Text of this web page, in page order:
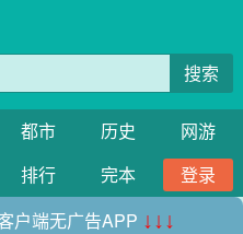
搜索
都市 历史
网游
排行 完本
登录
户端无广告APP ↓↓↓